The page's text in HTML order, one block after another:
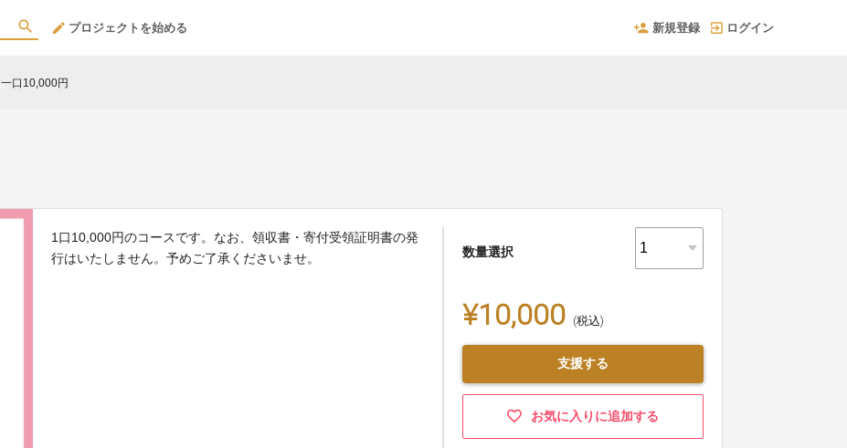
プロジェクトを始める 新規登録 ログイン
一口10,000円
1口10,000円のコースです。なお、領収書・寄付受領証明書の発
行はいたしません。予めご了承くださいませ。
数量選択
¥10,000 (税込)
支援する
お気に入りに追加する